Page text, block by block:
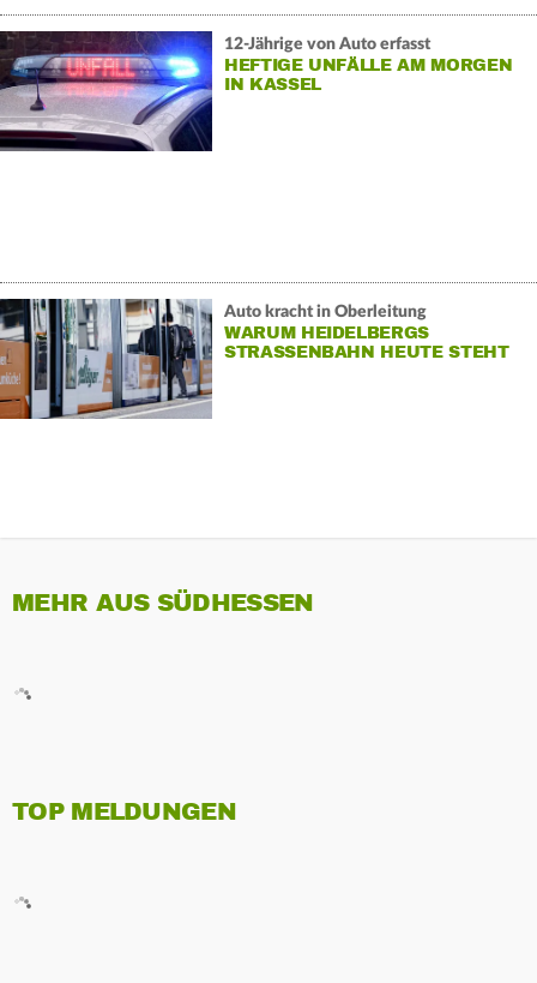
12-Jährige von Auto erfasst
HEFTIGE UNFÄLLE AM MORGEN
IN KASSEL
Auto kracht in Oberleitung
WARUM HEIDELBERGS
STRASSENBAHN HEUTE STEHT
MEHR AUS SÜDHESSEN
TOP MELDUNGEN